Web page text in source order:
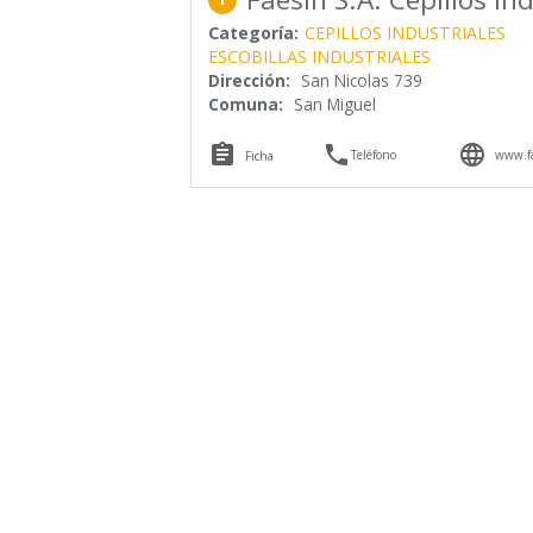
Categoría: CEPILLOS INDUSTRIALES
ESCOBILLAS INDUSTRIALES
Dirección: San Nicolas 739
Comuna: San Miguel
 Ficha Teléfono 